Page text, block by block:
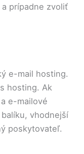
prípadne zvoliť
e-mail hosting.
hosting. Ak
e-mailové
vhodnejší
poskytovateľ.